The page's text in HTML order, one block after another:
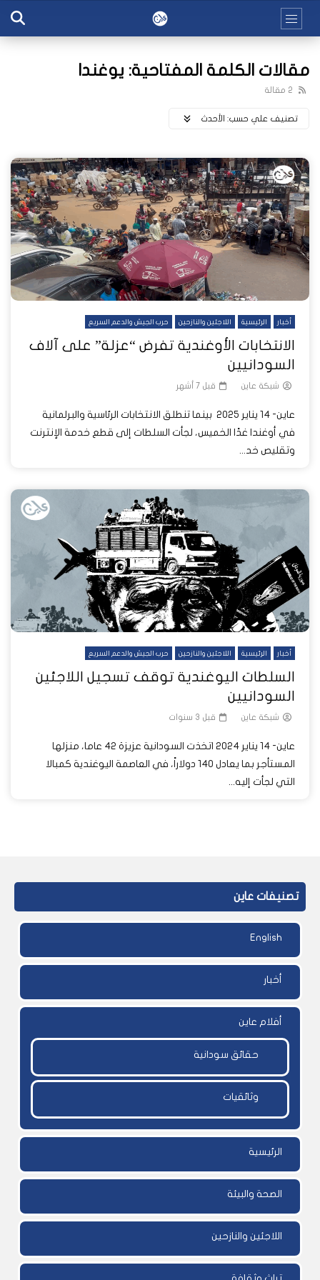
مقالات الكلمة المفتاحية: يوغندا
2 مقالة
تصنيف علي حسب: اﻷحدث
أخبار الرئيسية اللاجئين والنازحين حرب الجيش والدعم السريع
الانتخابات الأوغندية تفرض “عزلة” على آلاف
السودانيين
شبكة عاين قبل 7 أشهر
عاين- 14 يناير 2025 بينما تنطلق الانتخابات الرئاسية والبرلمانية
في أوغندا غدًا الخميس، لجأت السلطات إلى قطع خدمة الإنترنت
وتقليص خد...
أخبار الرئيسية اللاجئين والنازحين حرب الجيش والدعم السريع
السلطات اليوغندية توقف تسجيل اللاجئين
السودانيين
شبكة عاين قبل 3 سنوات
عاين- 14 يناير 2024 اتخذت السودانية عزيزة 42 عاما، منزلها
المستأجر بما يعادل 140 دولاراً، في العاصمة اليوغندية كمبالا
التي لجأت إليه...
تصنيفات عاين
English
أخبار
أفلام عاين
حقائق سودانية
وثائقيات
الرئيسية
الصحة والبيئة
اللاجئين والنازحين